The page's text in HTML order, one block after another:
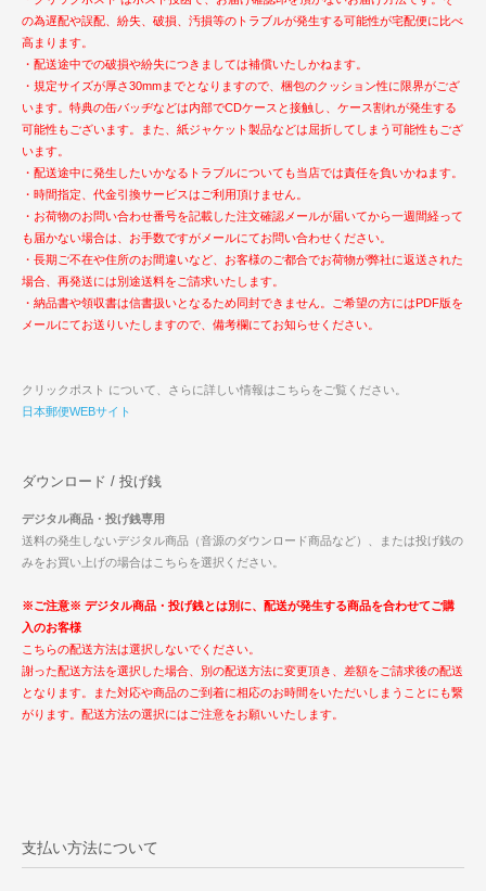
の為遅配や誤配、紛失、破損、汚損等のトラブルが発生する可能性が宅配便に比べ
高まります。
・配送途中での破損や紛失につきましては補償いたしかねます。
・規定サイズが厚さ30mmまでとなりますので、梱包のクッション性に限界がござ
います。特典の缶バッヂなどは内部でCDケースと接触し、ケース割れが発生する
可能性もございます。また、紙ジャケット製品などは屈折してしまう可能性もござ
います。
・配送途中に発生したいかなるトラブルについても当店では責任を負いかねます。
・時間指定、代金引換サービスはご利用頂けません。
・お荷物のお問い合わせ番号を記載した注文確認メールが届いてから一週間経って
も届かない場合は、お手数ですがメールにてお問い合わせください。
・長期ご不在や住所のお間違いなど、お客様のご都合でお荷物が弊社に返送された
場合、再発送には別途送料をご請求いたします。
・納品書や領収書は信書扱いとなるため同封できません。ご希望の方にはPDF版を
メールにてお送りいたしますので、備考欄にてお知らせください。
クリックポスト について、さらに詳しい情報はこちらをご覧ください。
日本郵便WEBサイト
ダウンロード / 投げ銭
デジタル商品・投げ銭専用
送料の発生しないデジタル商品（音源のダウンロード商品など）、または投げ銭の
みをお買い上げの場合はこちらを選択ください。
※ご注意※ デジタル商品・投げ銭とは別に、配送が発生する商品を合わせてご購
入のお客様
こちらの配送方法は選択しないでください。
謝った配送方法を選択した場合、別の配送方法に変更頂き、差額をご請求後の配送
となります。また対応や商品のご到着に相応のお時間をいただいしまうことにも繋
がります。配送方法の選択にはご注意をお願いいたします。
支払い方法について